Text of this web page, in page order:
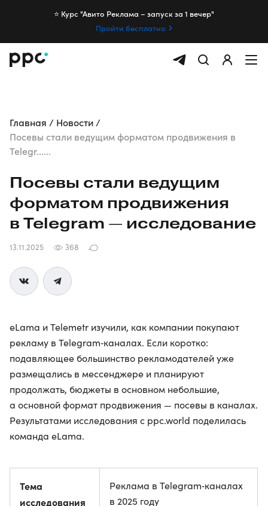
⭐️ Курс "Авито Реклама – запуск за 1 вечер"
Пройти бесплатно
Главная
Новости
Посевы стали ведущим форматом продвижения в
Telegr......
Посевы стали ведущим
форматом продвижения
в Telegram — исследование
13.11.2025 368
eLama и Telemetr изучили, как компании покупают
рекламу в Telegram‑каналах. Если коротко:
подавляющее большинство рекламодателей уже
размещались в мессенджере и планируют
продолжать, бюджеты в основном небольшие,
а основной формат продвижения — посевы в каналах.
Результатами исследования с ppc.world поделилась
команда eLama.
Тема
исследования
Реклама в Telegram‑каналах
в 2025 году